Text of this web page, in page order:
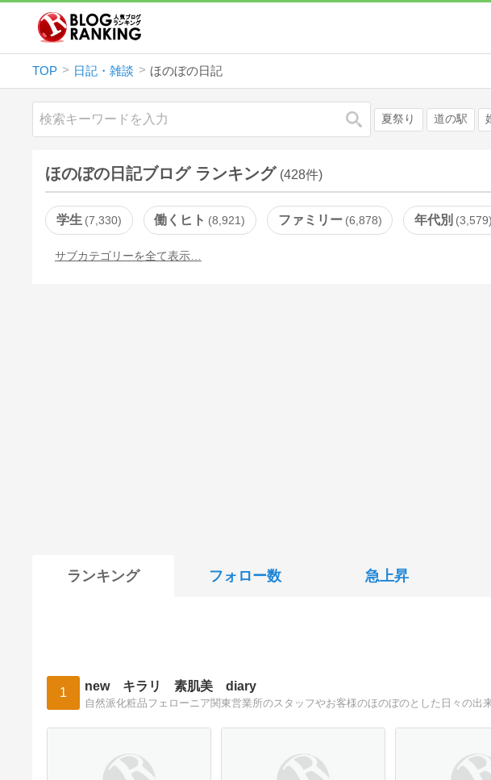
TOP 日記・雑談 ほのぼの日記
検索 夏祭り 道の駅
ほのぼの日記ブログ ランキング (428件)
学生 7,330 働くヒト 8,921 ファミリー 6,878 年代別 3,579
サブカテゴリーを全て表示…
ランキング フォロー数 急上昇
1 new キラリ 素肌美 diary
自然派化粧品フェローニア関東営業所のスタッフやお客様のほのぼのとした日々の出